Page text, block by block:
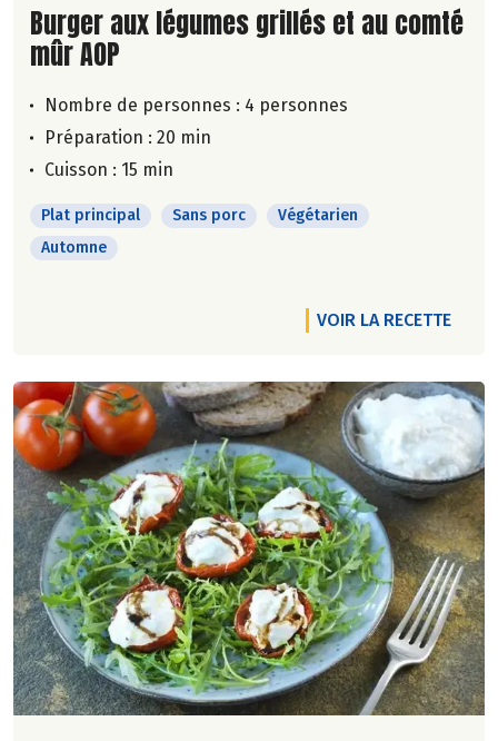
Lire la suite de la recette
Burger aux légumes grillés et au comté
mûr AOP
Nombre de personnes : 4 personnes
Préparation : 20 min
Cuisson : 15 min
Plat principal Sans porc
Végétarien
Automne
VOIR LA RECETTE